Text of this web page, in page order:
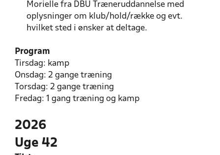
Morielle fra DBU Træneruddannelse med
oplysninger om klub/hold/række og evt.
hvilket sted i ønsker at deltage.
Program
Tirsdag: kamp
Onsdag: 2 gange træning
Torsdag: 2 gange træning
Fredag: 1 gang træning og kamp
2026
Uge 42